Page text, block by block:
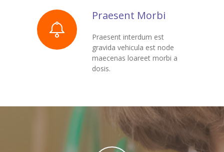
Praesent Morbi
Praesent interdum est
gravida vehicula est node
maecenas loareet morbi a
dosis.